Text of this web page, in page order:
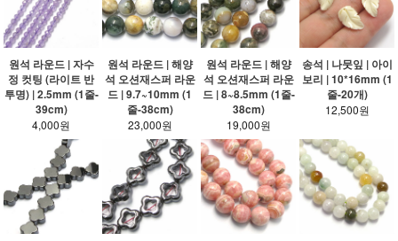
원석 라운드 | 자수
정 컷팅 (라이트 반
투명) | 2.5mm (1줄-
39cm)
4,000원
원석 라운드 | 해양
석 오션재스퍼 라운
드 | 9.7~10mm (1
줄-38cm)
23,000원
원석 라운드 | 해양
석 오션재스퍼 라운
드 | 8~8.5mm (1줄-
38cm)
19,000원
송석 | 나뭇잎 | 아이
보리 | 10*16mm (1
줄-20개)
12,500원